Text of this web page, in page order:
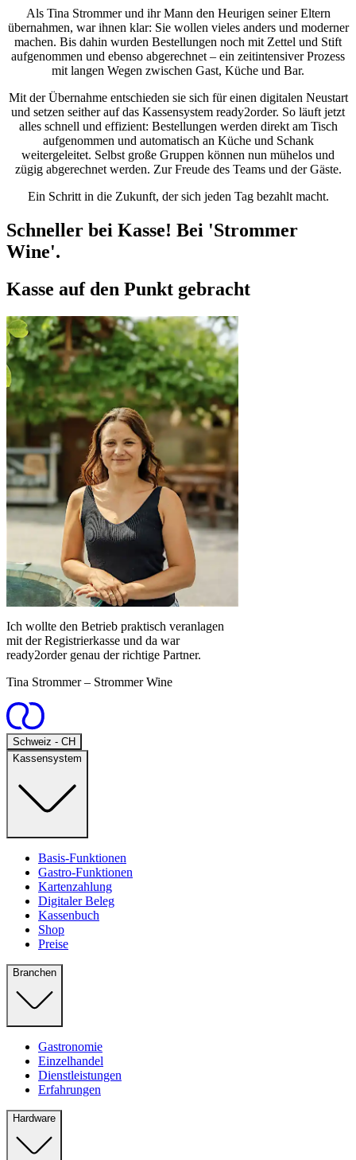
Als Tina Strommer und ihr Mann den Heurigen seiner Eltern
übernahmen, war ihnen klar: Sie wollen vieles anders und moderner
machen. Bis dahin wurden Bestellungen noch mit Zettel und Stift
aufgenommen und ebenso abgerechnet – ein zeitintensiver Prozess
mit langen Wegen zwischen Gast, Küche und Bar.
Mit der Übernahme entschieden sie sich für einen digitalen Neustart
und setzen seither auf das Kassensystem ready2order. So läuft jetzt
alles schnell und effizient: Bestellungen werden direkt am Tisch
aufgenommen und automatisch an Küche und Schank
weitergeleitet. Selbst große Gruppen können nun mühelos und
zügig abgerechnet werden. Zur Freude des Teams und der Gäste.
Ein Schritt in die Zukunft, der sich jeden Tag bezahlt macht.
Schneller bei Kasse! Bei 'Strommer
Wine'.
Kasse auf den Punkt gebracht
Ich wollte den Betrieb praktisch veranlagen
mit der Registrierkasse und da war
ready2order genau der richtige Partner.
Tina Strommer– Strommer Wine
Schweiz - CHOpen
Kassensystem
Basis-Funktionen
Gastro-Funktionen
Kartenzahlung
Digitaler Beleg
Kassenbuch
Shop
Preise
Branchen
Gastronomie
Einzelhandel
Dienstleistungen
Erfahrungen
Hardware